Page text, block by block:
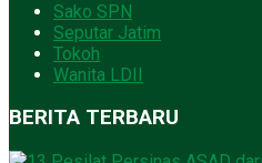
Sako SPN
Seputar Jatim
Tokoh
Wanita LDII
BERITA TERBARU